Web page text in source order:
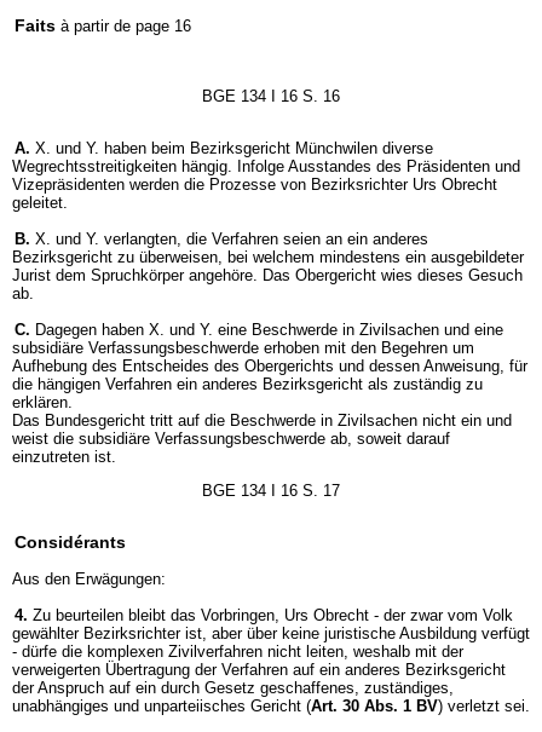
Faits à partir de page 16
BGE 134 I 16 S. 16
A. X. und Y. haben beim Bezirksgericht Münchwilen diverse
Wegrechtsstreitigkeiten hängig. Infolge Ausstandes des Präsidenten und
Vizepräsidenten werden die Prozesse von Bezirksrichter Urs Obrecht
geleitet.
B. X. und Y. verlangten, die Verfahren seien an ein anderes
Bezirksgericht zu überweisen, bei welchem mindestens ein ausgebildeter
Jurist dem Spruchkörper angehöre. Das Obergericht wies dieses Gesuch
ab.
C. Dagegen haben X. und Y. eine Beschwerde in Zivilsachen und eine
subsidiäre Verfassungsbeschwerde erhoben mit den Begehren um
Aufhebung des Entscheides des Obergerichts und dessen Anweisung, für
die hängigen Verfahren ein anderes Bezirksgericht als zuständig zu
erklären.
Das Bundesgericht tritt auf die Beschwerde in Zivilsachen nicht ein und
weist die subsidiäre Verfassungsbeschwerde ab, soweit darauf
einzutreten ist.
BGE 134 I 16 S. 17
Considérants
Aus den Erwägungen:
4. Zu beurteilen bleibt das Vorbringen, Urs Obrecht - der zwar vom Volk
gewählter Bezirksrichter ist, aber über keine juristische Ausbildung verfügt
- dürfe die komplexen Zivilverfahren nicht leiten, weshalb mit der
verweigerten Übertragung der Verfahren auf ein anderes Bezirksgericht
der Anspruch auf ein durch Gesetz geschaffenes, zuständiges,
unabhängiges und unparteiisches Gericht (Art. 30 Abs. 1 BV) verletzt sei.